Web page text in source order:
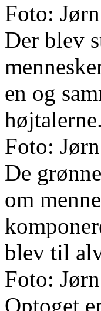
Foto:
Der blev
en og
højtalerne.
Foto:
De
om
blev til
Foto:
Optoget